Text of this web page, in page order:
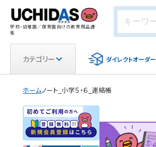
学校・幼稚園／保育園向けの教育用品通
販
カテゴリー ダイレクトオーダー
ホームノート_小学５・６_連絡帳